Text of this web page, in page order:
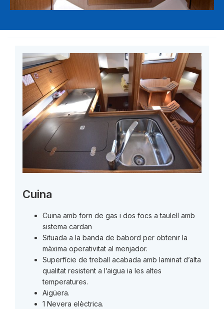
Cuina
Cuina amb forn de gas i dos focs a taulell amb
sistema cardan
Situada a la banda de babord per obtenir la
màxima operativitat al menjador.
Superfície de treball acabada amb laminat d’alta
qualitat resistent a l’aigua ia les altes
temperatures.
Aigüera.
1 Nevera elèctrica.